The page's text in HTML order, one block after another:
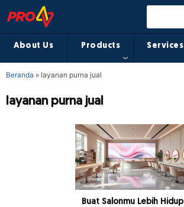
About Us Products Services
Beranda » layanan purna jual
layanan purna jual
Buat Salonmu Lebih Hidup